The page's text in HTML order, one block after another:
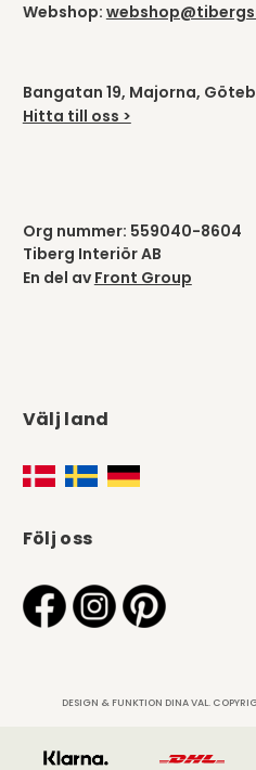
Webshop:
Bangatan 19, Majorna,
Hitta till oss >
Org nummer: 559040-8604
Tiberg Interiör AB
En del av Front Group
Välj land
Följ oss
DESIGN & FUNKTION DINA VAL.